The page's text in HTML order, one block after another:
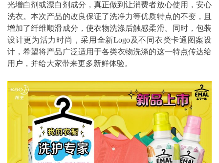
光增白剂或漂白剂成分，真正做到让消费者放心使用，安心
洗衣。本次产品的改良保证了洗净力等优质特点的不变，且
增加了纤维顺滑成分，使衣物洗涤后触感柔滑。同时，包装
设计更为活力时尚，采用全新Logo及不同衣类卡通图案设
计，希望将产品广泛适用于各类衣物洗涤的这一特点传达给
用户，并给大家带来更多新鲜体验。